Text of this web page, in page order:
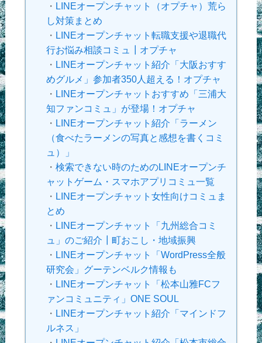
・ LINEオープンチャット（オプチャ）荒ら
し対策まとめ
・ LINEオープンチャット転職支援や退職代
行お悩み相談コミュ┃オプチャ
・ LINEオープンチャット紹介「大阪おすす
めグルメ」参加者350人超える！オプチャ
・ LINEオープンチャットおすすめ「三浦大
知ファンコミュ」が登場！オプチャ
・ LINEオープンチャット紹介「ラーメン
（食べたラーメンの写真と感想を書くコミ
ュ）」
・ 検索できない時のためのLINEオープンチ
ャットゲーム・スマホアプリコミュ一覧
・ LINEオープンチャット女性向けコミュま
とめ
・ LINEオープンチャット「九州総合コミ
ュ」のご紹介┃町おこし・地域振興
・ LINEオープンチャット「WordPress全般
研究会」グーテンベルク情報も
・ LINEオープンチャット「松本山雅FCフ
ァンコミュニティ」ONE SOUL
・ LINEオープンチャット紹介「マインドフ
ルネス」